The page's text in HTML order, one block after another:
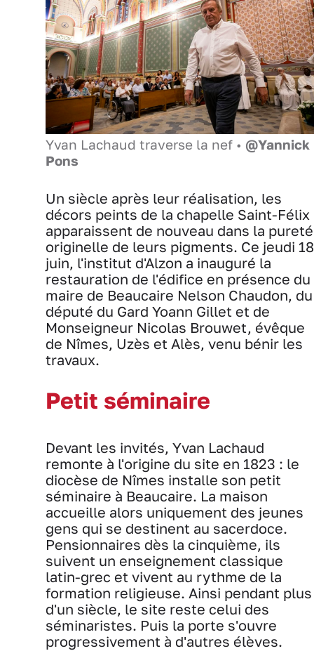
Yvan Lachaud traverse la nef • @Yannick
Pons
Un siècle après leur réalisation, les
décors peints de la chapelle Saint-Félix
apparaissent de nouveau dans la pureté
originelle de leurs pigments. Ce jeudi 18
juin, l'institut d'Alzon a inauguré la
restauration de l'édifice en présence du
maire de Beaucaire Nelson Chaudon, du
député du Gard Yoann Gillet et de
Monseigneur Nicolas Brouwet, évêque
de Nîmes, Uzès et Alès, venu bénir les
travaux.
Petit séminaire
Devant les invités, Yvan Lachaud
remonte à l'origine du site en 1823 : le
diocèse de Nîmes installe son petit
séminaire à Beaucaire. La maison
accueille alors uniquement des jeunes
gens qui se destinent au sacerdoce.
Pensionnaires dès la cinquième, ils
suivent un enseignement classique
latin-grec et vivent au rythme de la
formation religieuse. Ainsi pendant plus
d'un siècle, le site reste celui des
séminaristes. Puis la porte s'ouvre
progressivement à d'autres élèves.